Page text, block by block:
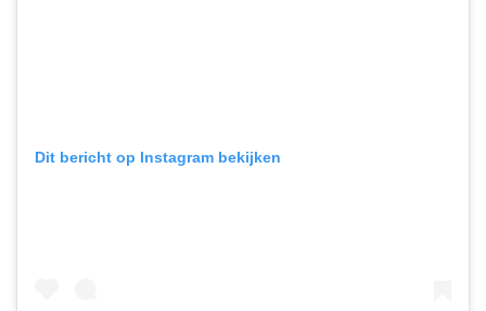
Dit bericht op Instagram bekijken